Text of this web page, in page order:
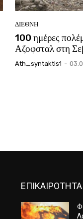
ΔΙΕΘΝΗ
100 ημέρες
Αζοφσταλ στη
Ath_syntaktis1 -
ΕΠΙΚΑΙΡΟΤΗΤΑ